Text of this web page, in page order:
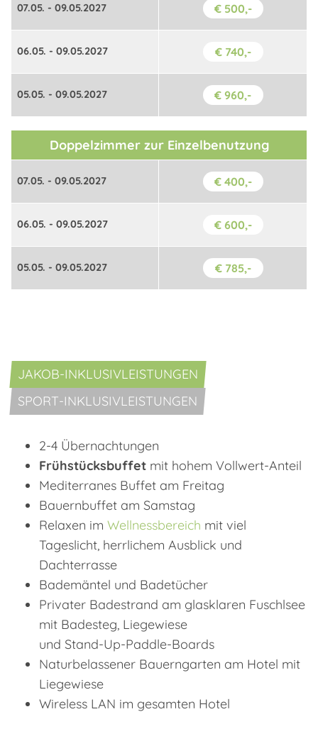
07.05. - 09.05.2027 € 500,-
06.05. - 09.05.2027 € 740,-
05.05. - 09.05.2027 € 960,-
Doppelzimmer zur Einzelbenutzung
07.05. - 09.05.2027 € 400,-
06.05. - 09.05.2027 € 600,-
05.05. - 09.05.2027 € 785,-
JAKOB-INKLUSIVLEISTUNGEN
SPORT-INKLUSIVLEISTUNGEN
2-4 Übernachtungen
Frühstücksbuffet mit hohem Vollwert-Anteil
Mediterranes Buffet am Freitag
Bauernbuffet am Samstag
Relaxen im Wellnessbereich mit viel
Tageslicht, herrlichem Ausblick und
Dachterrasse
Bademäntel und Badetücher
Privater Badestrand am glasklaren Fuschlsee
mit Badesteg, Liegewiese
und Stand-Up-Paddle-Boards
Naturbelassener Bauerngarten am Hotel mit
Liegewiese
Wireless LAN im gesamten Hotel